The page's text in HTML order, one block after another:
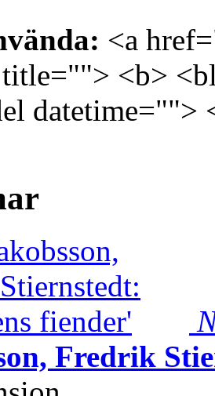
<a
<b>
Fredrik